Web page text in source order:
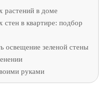
растений в доме
стен в квартире: подбор
освещение зеленой стены
руками